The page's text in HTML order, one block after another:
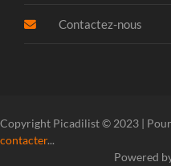
Contactez-nous
Copyright Picadilist © 2023 |
contacter...
Powered